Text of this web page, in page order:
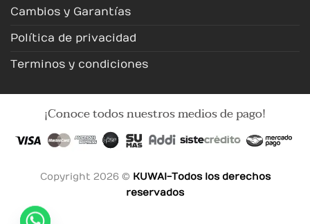
Cambios y Garantías
Política de privacidad
Terminos y condiciones
¡Conoce todos nuestros medios de pago!
Copyright 2026 © KUWAI-Todos los derechos
reservados